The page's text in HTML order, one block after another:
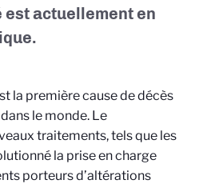
actuellement en
la première cause de décès
le monde. Le
traitements, tels que les
la prise en charge
porteurs d’altérations